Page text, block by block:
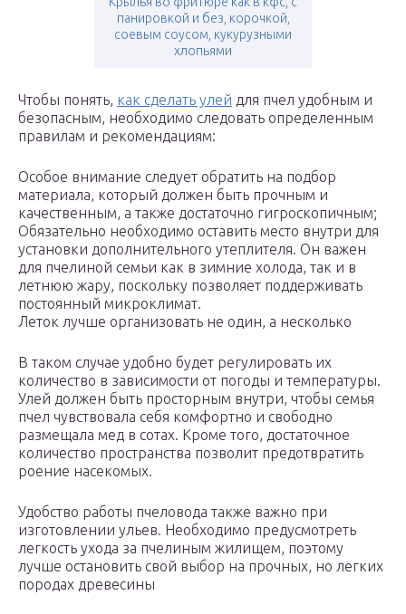
панировкой и без, корочкой,
соевым соусом, кукурузными
хлопьями
Чтобы понять, как сделать улей для пчел удобным и
безопасным, необходимо следовать определенным
правилам и рекомендациям:
Особое внимание следует обратить на подбор
материала, который должен быть прочным и
качественным, а также достаточно гигроскопичным;
Обязательно необходимо оставить место внутри для
установки дополнительного утеплителя. Он важен
для пчелиной семьи как в зимние холода, так и в
летнюю жару, поскольку позволяет поддерживать
постоянный микроклимат.
Леток лучше организовать не один, а несколько
В таком случае удобно будет регулировать их
количество в зависимости от погоды и температуры.
Улей должен быть просторным внутри, чтобы семья
пчел чувствовала себя комфортно и свободно
размещала мед в сотах. Кроме того, достаточное
количество пространства позволит предотвратить
роение насекомых.
Удобство работы пчеловода также важно при
изготовлении ульев. Необходимо предусмотреть
легкость ухода за пчелиным жилищем, поэтому
лучше остановить свой выбор на прочных, но легких
породах древесины